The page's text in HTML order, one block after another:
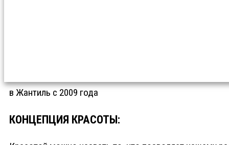
в Жантиль с 2009 года
КОНЦЕПЦИЯ КРАСОТЫ: